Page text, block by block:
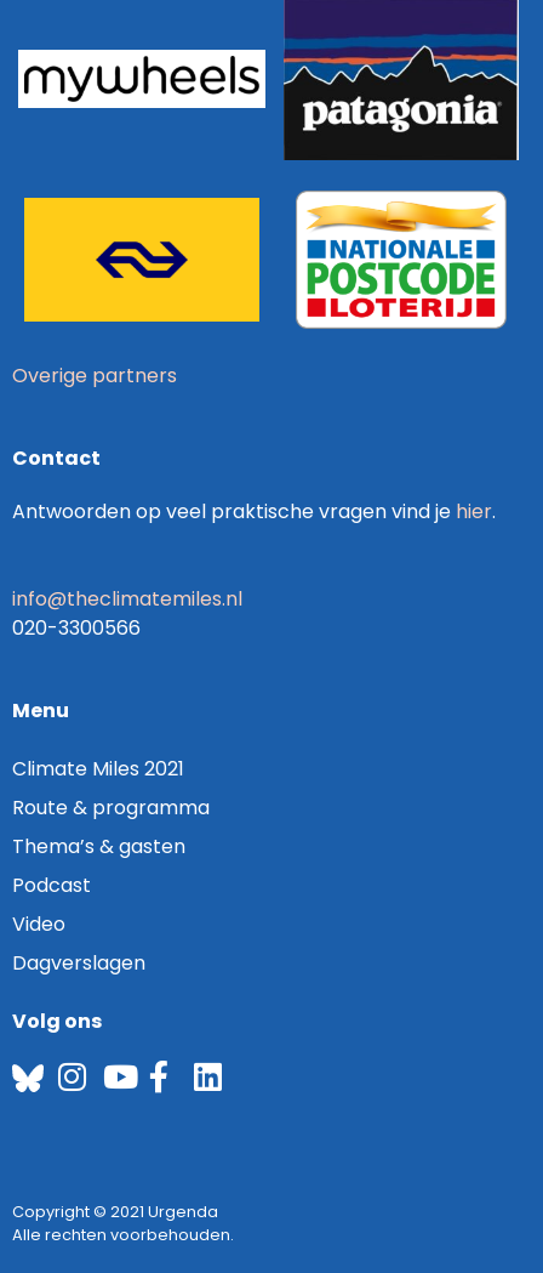
Overige partners
Contact
Antwoorden op veel praktische vragen vind je hier.
info@theclimatemiles.nl
020-3300566
Menu
Climate Miles 2021
Route & programma
Thema’s & gasten
Podcast
Video
Dagverslagen
Volg ons
Copyright © 2021 Urgenda
Alle rechten voorbehouden.